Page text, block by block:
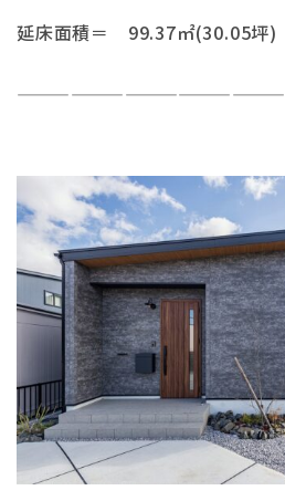
延床面積＝ 99.37㎡(30.05坪)
———————————————